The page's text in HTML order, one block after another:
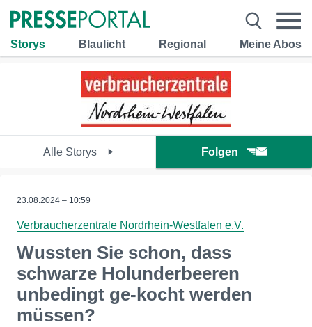
Storys Blaulicht Regional Meine Abos
Alle Storys Folgen
23.08.2024 – 10:59
Verbraucherzentrale Nordrhein-Westfalen e.V.
Wussten Sie schon, dass
schwarze Holunderbeeren
unbedingt ge-kocht werden
müssen?